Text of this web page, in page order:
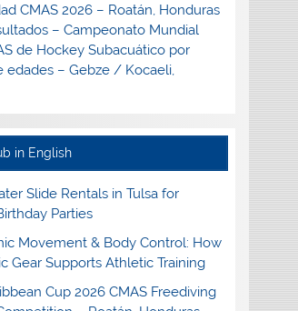
CMAS 2026 – Roatán, Honduras
– Campeonato Mundial
de Hockey Subacuático por
edades – Gebze / Kocaeli,
in English
Slide Rentals in Tulsa for
Parties
Movement & Body Control: How
Gear Supports Athletic Training
Cup 2026 CMAS Freediving